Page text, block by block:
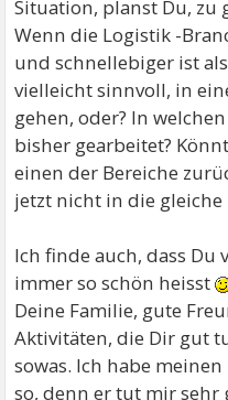
Situation, planst Du, zu
Wenn die Logistik -
und schnellebiger ist
vielleicht sinnvoll, in
gehen, oder? In
bisher gearbeitet?
einen der Bereiche
jetzt nicht in die gleiche
Ich finde auch, dass Du
immer so schön heisst
Deine Familie, gute
Aktivitäten, die Dir gut
sowas. Ich habe
so, denn er tut mir sehr